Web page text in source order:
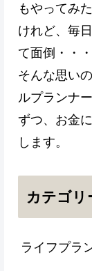
もやってみた
けれど、毎
て面倒・・・
そんな思い
ルプランナ
ずつ、お金
します。
カテゴリ
ライフプラ